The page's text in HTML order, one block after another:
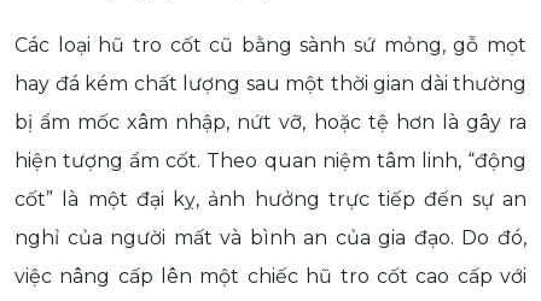
Các loại hũ tro cốt cũ bằng sành sứ mỏng, gỗ mọt
hay đá kém chất lượng sau một thời gian dài thường
bị ẩm mốc xâm nhập, nứt vỡ, hoặc tệ hơn là gây ra
hiện tượng ẩm cốt. Theo quan niệm tâm linh, “động
cốt” là một đại kỵ, ảnh hưởng trực tiếp đến sự an
nghỉ của người mất và bình an của gia đạo. Do đó,
việc nâng cấp lên một chiếc hũ tro cốt cao cấp với